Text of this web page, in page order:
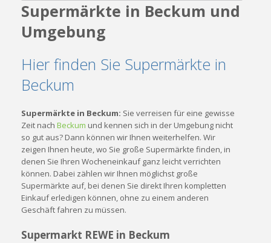
Supermärkte in Beckum und
Umgebung
Hier finden Sie Supermärkte in
Beckum
Supermärkte in Beckum: Sie verreisen für eine gewisse
Zeit nachBeckum und kennen sich in der Umgebung nicht
so gut aus? Dann können wir Ihnen weiterhelfen. Wir
zeigen Ihnen heute, wo Sie große Supermärkte finden, in
denen Sie Ihren Wocheneinkauf ganz leicht verrichten
können. Dabei zählen wir Ihnen möglichst große
Supermärkte auf, bei denen Sie direkt Ihren kompletten
Einkauf erledigen können, ohne zu einem anderen
Geschäft fahren zu müssen.
Supermarkt REWE in Beckum